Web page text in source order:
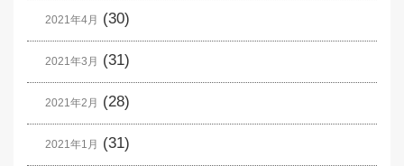
2021年4月 (30)
2021年3月 (31)
2021年2月 (28)
2021年1月 (31)